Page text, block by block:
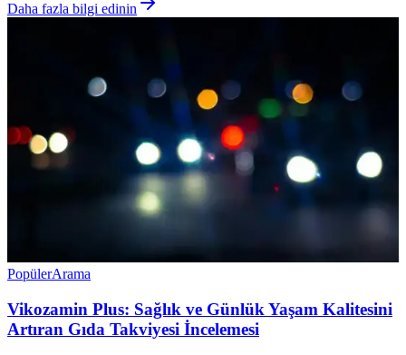
Daha fazla bilgi edinin
PopülerArama
Vikozamin Plus: Sağlık ve Günlük Yaşam Kalitesini
Artıran Gıda Takviyesi İncelemesi